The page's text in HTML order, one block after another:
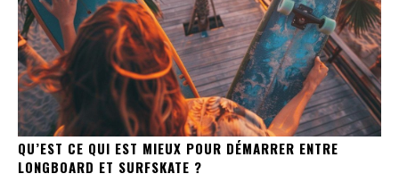
QU’EST CE QUI EST MIEUX POUR DÉMARRER ENTRE
LONGBOARD ET SURFSKATE ?